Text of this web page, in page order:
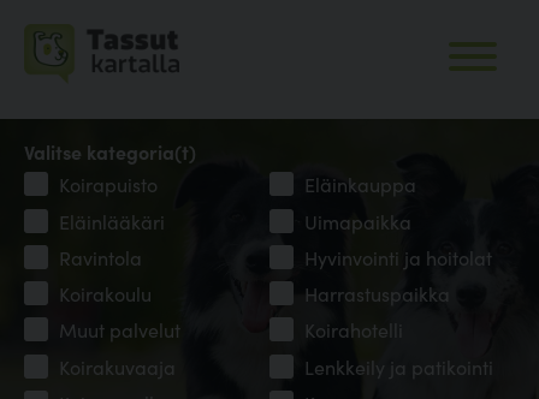
Valitse kategoria(t)
Koirapuisto
Eläinkauppa
Eläinlääkäri
Uimapaikka
Ravintola
Hyvinvointi ja hoitolat
Koirakoulu
Harrastuspaikka
Muut palvelut
Koirahotelli
Koirakuvaaja
Lenkkeily ja patikointi